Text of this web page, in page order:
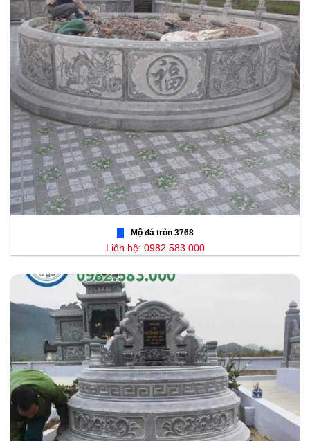
Mộ đá tròn 3768
Liên hệ: 0982.583.000